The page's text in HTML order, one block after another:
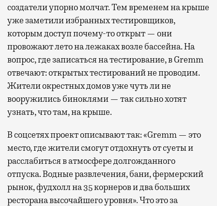
создатели упорно молчат. Тем временем на крыше
уже заметили избранных тестировщиков,
которым доступ почему-то открыт — они
провожают лето на лежаках возле бассейна. На
вопрос, где записаться на тестирование, в Gremm
отвечают: открытых тестирований не проводим.
Жители окрестных домов уже чуть ли не
вооружились биноклями — так сильно хотят
узнать, что там, на крыше.
В соцсетях проект описывают так: «Gremm — это
место, где жители смогут отдохнуть от суеты и
расслабиться в атмосфере долгожданного
отпуска. Водные развлечения, бани, фермерский
рынок, фудхолл на 35 корнеров и два больших
ресторана высочайшего уровня». Что это за